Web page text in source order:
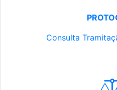
Consulta